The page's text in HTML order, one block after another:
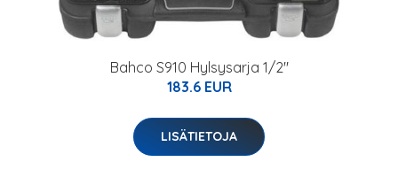
Bahco S910 Hylsysarja 1/2"
183.6 EUR
LISÄTIETOJA